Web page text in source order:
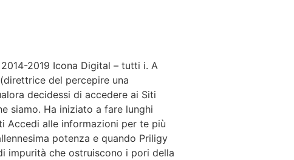
2019 Icona Digital – tutti i. A
del percepire una
decidessi di accedere ai Siti
siamo. Ha iniziato a fare lunghi
Accedi alle informazioni per te più
potenza e quando Priligy
impurità che ostruiscono i pori della